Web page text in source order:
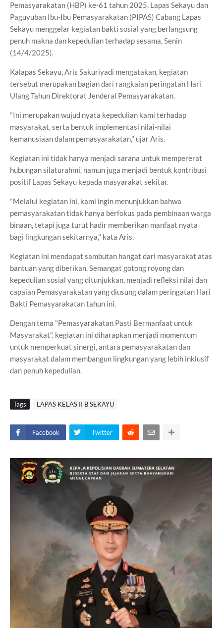
Pemasyarakatan (HBP) ke-61 tahun 2025, Lapas Sekayu dan
Paguyuban Ibu-Ibu Pemasyarakatan (PIPAS) Cabang Lapas
Sekayu menggelar kegiatan bakti sosial yang berlangsung
penuh makna dan kepedulian terhadap sesama, Senin
(14/4/2025).
Kalapas Sekayu, Aris Sakuriyadi mengatakan, kegiatan
tersebut merupakan bagian dari rangkaian peringatan Hari
Ulang Tahun Direktorat Jenderal Pemasyarakatan.
"Ini merupakan wujud nyata kepedulian kami terhadap
masyarakat, serta bentuk implementasi nilai-nilai
kemanusiaan dalam pemasyarakatan," ujar Aris.
Kegiatan ini tidak hanya menjadi sarana untuk mempererat
hubungan silaturahmi, namun juga menjadi bentuk kontribusi
positif Lapas Sekayu kepada masyarakat sekitar.
"Melalui kegiatan ini, kami ingin menunjukkan bahwa
pemasyarakatan tidak hanya berfokus pada pembinaan warga
binaan, tetapi juga turut hadir memberikan manfaat nyata
bagi lingkungan sekitarnya," kata Aris.
Kegiatan ini mendapat sambutan hangat dari masyarakat atas
bantuan yang diberikan. Semangat gotong royong dan
kepedulian sosial yang ditunjukkan, menjadi refleksi nilai dan
capaian Pemasyarakatan yang diusung dalam peringatan Hari
Bakti Pemasyarakatan tahun ini.
Dengan tema "Pemasyarakatan Pasti Bermanfaat untuk
Masyarakat", kegiatan ini diharapkan menjadi momentum
untuk memperkuat sinergi, antara pemasyarakatan dan
masyarakat dalam membangun lingkungan yang lebih inklusif
dan penuh kepedulian.
Tags LAPAS KELAS II B SEKAYU
Facebook Twitter